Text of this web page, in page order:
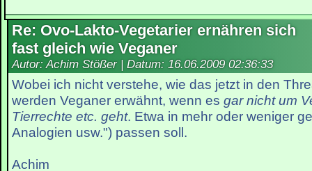
Re: Ovo-Lakto-Vegetarier ernähren sich
fast gleich wie Veganer
Autor: Achim Stößer | Datum: 16.06.2009 02:36:33
Wobei ich nicht verstehe, wie das jetzt in den
werden Veganer erwähnt, wenn es gar nicht um
Tierrechte etc. geht. Etwa in mehr oder weniger
Analogien usw.") passen soll.
Achim